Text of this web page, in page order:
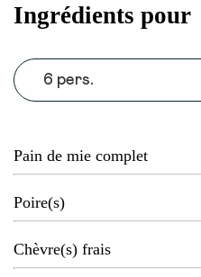
Ingrédients pour
6 pers.
Pain de mie complet
Poire(s)
Chèvre(s) frais